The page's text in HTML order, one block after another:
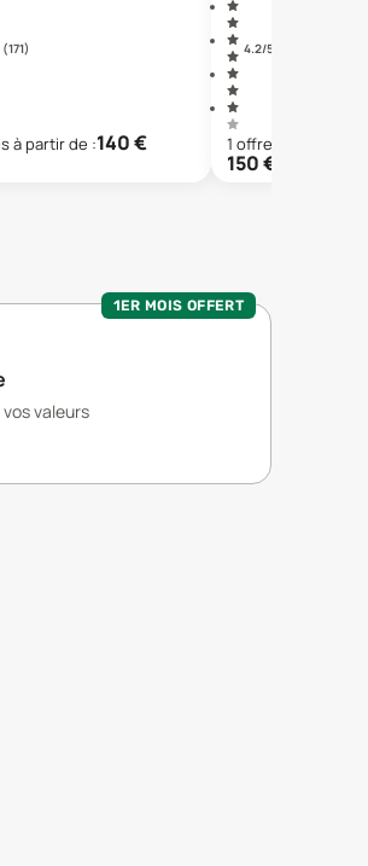
(171)
sà partir de :140€
4.2/5 (
1 offre
150€
1ER MOIS OFFERT
valeurs